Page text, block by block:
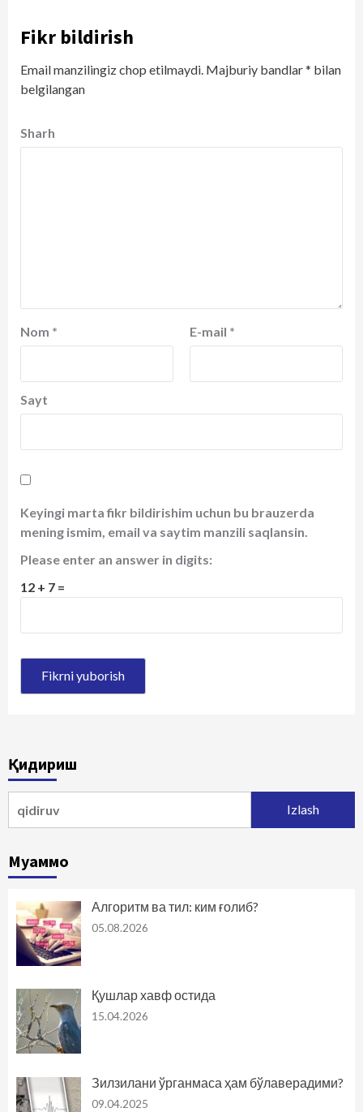
Fikr bildirish
Email manzilingiz chop etilmaydi. Majburiy bandlar* bilan
belgilangan
Sharh
Nom * E-mail *
Sayt
Keyingi marta fikr bildirishim uchun bu brauzerda
mening ismim, email va saytim manzili saqlansin.
Please enter an answer in digits:
12 + 7 =
Қидириш
Муаммо
Алгоритм ва тил: ким ғолиб?
05.08.2026
Қушлар хавф остида
15.04.2026
Зилзилани ўрганмаса ҳам бўлаверадими?
09.04.2025